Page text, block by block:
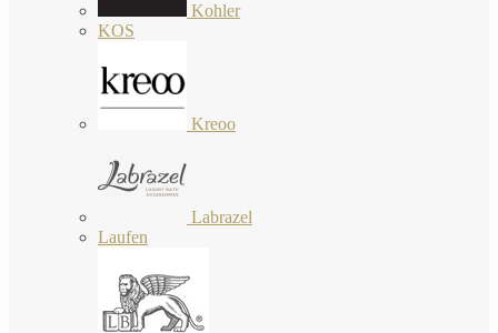
Kohler
KOS
Kreoo
Labrazel
Laufen